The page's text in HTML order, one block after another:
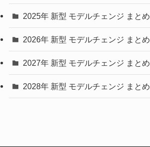
(9)
(4)
(1)
2025年 新型 モデルチェンジ まとめ
2026年 新型 モデルチェンジ まとめ
2027年 新型 モデルチェンジ まとめ
2028年 新型 モデルチェンジ まとめ